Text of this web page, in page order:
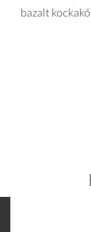
bazalt kockakő